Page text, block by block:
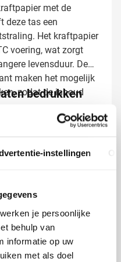
instellingen
je persoonlijke
behulp van
informatie op uw
met als doel
met de
deze tas een
Het kraftpapier
voering, wat zorgt
levensduur. De
maken het mogelijk
zodat de inhoud
bedrukken
maken we van
kleuren
boodschap
ervoor dat jouw
recht komt. Elke
vergroot je de